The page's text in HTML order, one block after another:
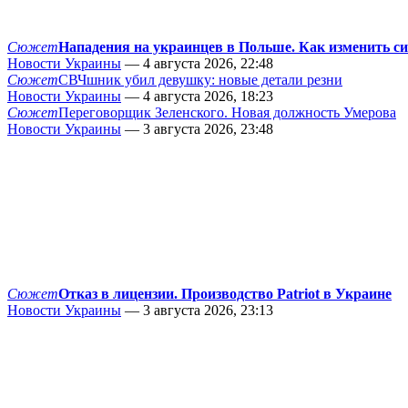
СюжетНападения на украинцев в Польше. Как изменить
Новости Украины — 4 августа 2026, 22:48
СюжетСВЧшник убил девушку: новые детали резни
Новости Украины — 4 августа 2026, 18:23
СюжетПереговорщик Зеленского. Новая должность Умерова
Новости Украины — 3 августа 2026, 23:48
СюжетОтказ в лицензии. Производство Patriot в Украине
Новости Украины — 3 августа 2026, 23:13